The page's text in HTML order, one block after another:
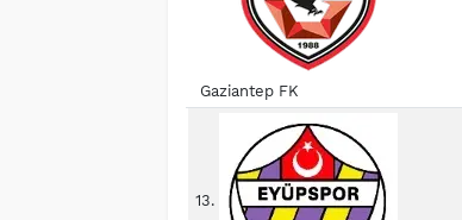
Gaziantep FK
13.